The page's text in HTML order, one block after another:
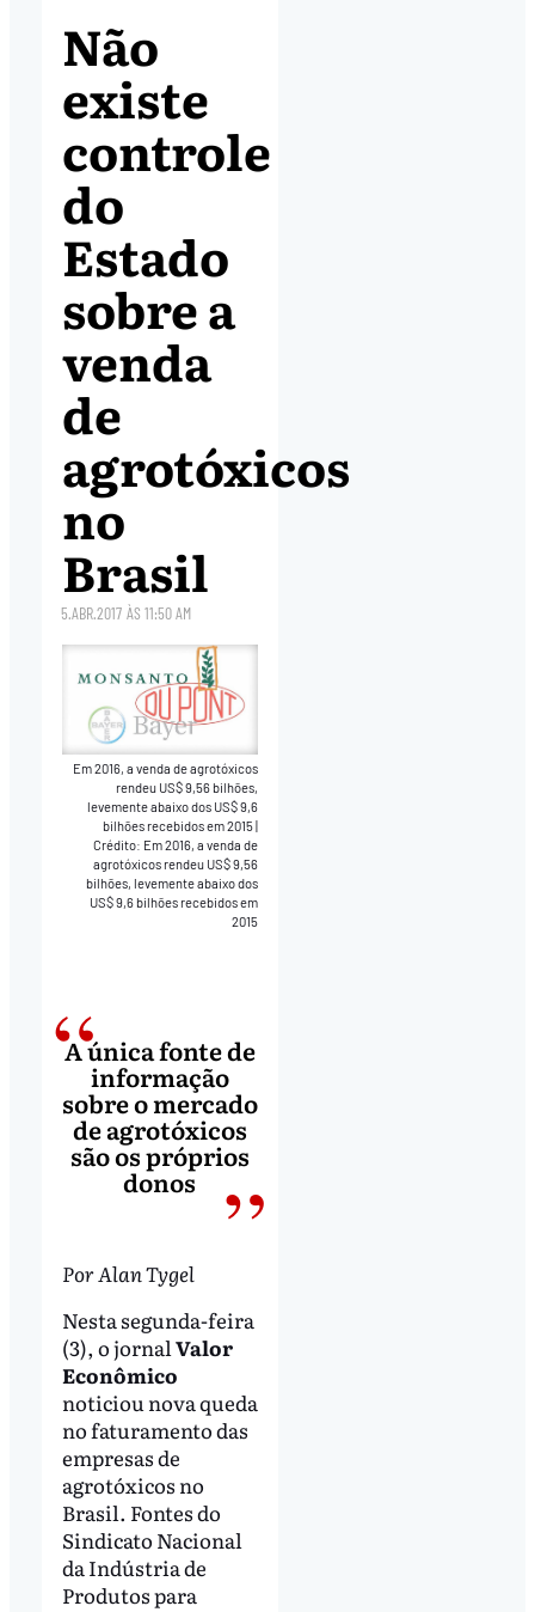
Não
existe
controle
do
Estado
sobre a
venda
de
agrotóxicos
no
Brasil
5.ABR.2017 ÀS11:50 AM
Em 2016, a venda de agrotóxicos
rendeu US$ 9,56 bilhões,
levemente abaixo dos US$ 9,6
bilhões recebidos em 2015
Crédito: Em 2016, a venda de
agrotóxicos rendeu US$ 9,56
bilhões, levemente abaixo dos
US$ 9,6 bilhões recebidos em
2015
A única fonte de
informação
sobre o mercado
de agrotóxicos
são os próprios
donos
Por Alan Tygel
Nesta segunda-feira
(3), o jornalValor
Econômico
noticiou nova queda
no faturamento das
empresas de
agrotóxicos no
Brasil. Fontes do
Sindicato Nacional
da Indústria de
Produtos para